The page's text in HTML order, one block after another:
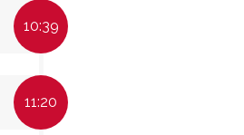
10:39
11:20